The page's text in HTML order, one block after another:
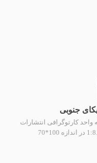
جنوبی
کارتوگرافی انتشارات